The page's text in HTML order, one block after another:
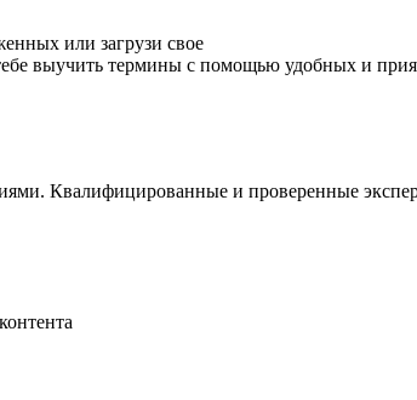
или загрузи свое
выучить термины с помощью удобных и
Квалифицированные и проверенные